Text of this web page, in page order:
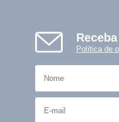
Política de